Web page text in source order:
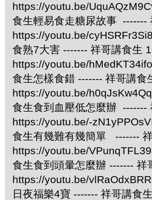
https://youtu.be/
食生輕易食走糖尿故事 -------
https://youtu.be/cyHSRFr3Si8
食熟7大害 ------- 祥哥講食生
https://youtu.be/hMedKT34ifo
食生怎樣食錯 ------- 祥哥講食
https://youtu.be/
食生食到血壓低怎麼辦 -------
https://youtu.be/-
食生有幾難有幾簡單 -------
https://youtu.be/
食生食到頭暈怎麼辦 ------- 祥
https://youtu.be/
日夜福樂4寶 ------- 祥哥講食